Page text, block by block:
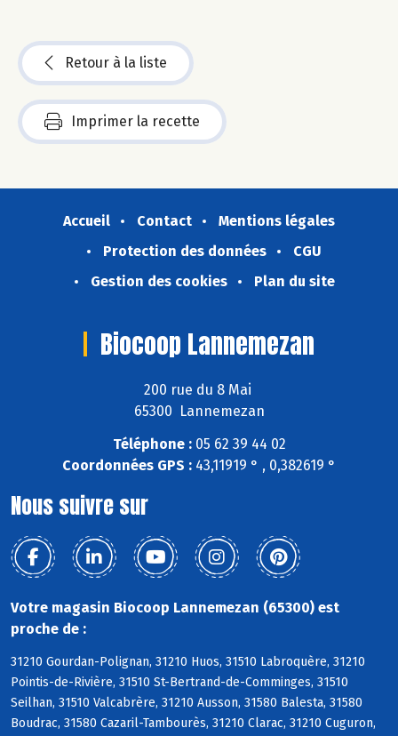
Retour à la liste
Imprimer la recette
Accueil Contact
Mentions légales
Protection des données
CGU
Gestion des cookies
Plan du site
Biocoop Lannemezan
200 rue du 8 Mai
65300 Lannemezan
Téléphone :05 62 39 44 02
Coordonnées GPS : 43,11919 ° , 0,382619 °
Nous suivre sur
Votre magasin Biocoop Lannemezan (65300) est
proche de :
31210 Gourdan-Polignan, 31210 Huos, 31510 Labroquère, 31210
Pointis-de-Rivière, 31510 St-Bertrand-de-Comminges, 31510
Seilhan, 31510 Valcabrère, 31210 Ausson, 31580 Balesta, 31580
Boudrac, 31580 Cazaril-Tambourès, 31210 Clarac, 31210 Cuguron,